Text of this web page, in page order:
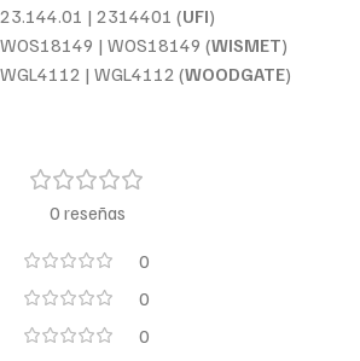
23.144.01 | 2314401 (UFI)
WOS18149 | WOS18149 (WISMET)
WGL4112 | WGL4112 (WOODGATE)
0 reseñas
0
0
0